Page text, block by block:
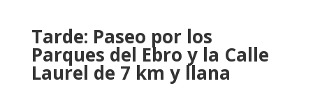
Tarde: Paseo por los
Parques del Ebro y la Calle
Laurel de 7 km y llana